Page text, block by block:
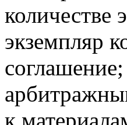
экземпляр
к